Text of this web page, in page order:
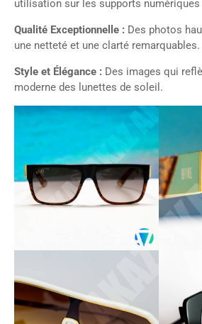
utilisation sur les supports
Qualité Exceptionnelle : Des photos
une netteté et une clarté remarquables.
Style et Élégance : Des images qui
moderne des lunettes de soleil.